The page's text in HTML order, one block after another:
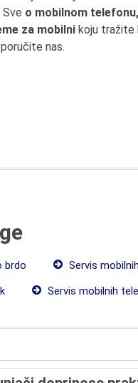
Sve o mobilnom
za mobilni koju tražite
nas.
brdo Servis
Servis mobilnih